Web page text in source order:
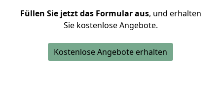
Füllen Sie jetzt das Formular aus, und erhalten
Sie kostenlose Angebote.
Kostenlose Angebote erhalten